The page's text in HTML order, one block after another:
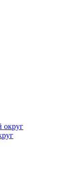
округ